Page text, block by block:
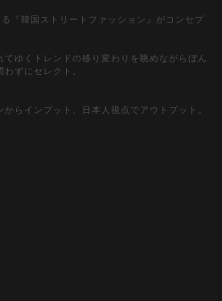
『韓国ストリートファッション』がコンセプ
ゆくトレンドの移り変わりを眺めながらぼん
ずにセレクト。
らインプット、日本人視点でアウトプット。